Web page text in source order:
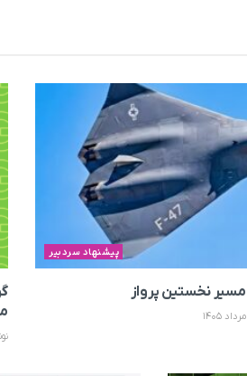
پیشنهاد سردبیر